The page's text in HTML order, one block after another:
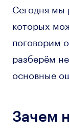
Сегодня мы
которых
поговорим
разберём
основные
Зачем